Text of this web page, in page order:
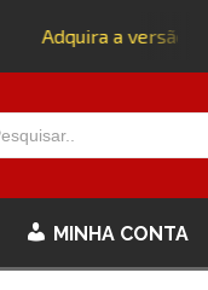
Adquira a versão
MINHA CONTA